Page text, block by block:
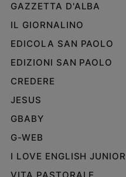
GAZZETTA D'ALBA
IL GIORNALINO
EDICOLA SAN PAOLO
EDIZIONI SAN PAOLO
CREDERE
JESUS
GBABY
G-WEB
I LOVE ENGLISH JUNIOR